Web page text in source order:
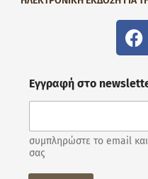
Εγγραφή στο
συμπληρώστε το email
σας